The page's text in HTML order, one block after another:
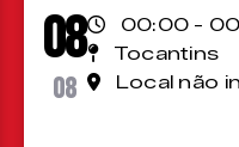
08
08
00:00 -
Tocantins
Local não